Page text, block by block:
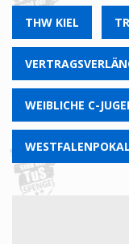
THW KIEL
WEIBLICHE C-
WESTFALENPOKAL